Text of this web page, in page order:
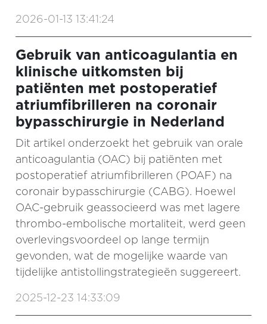
2026-01-13 13:41:24
Gebruik van anticoagulantia en
klinische uitkomsten bij
patiënten met postoperatief
atriumfibrilleren na coronair
bypasschirurgie in Nederland
Dit artikel onderzoekt het gebruik van orale
anticoagulantia (OAC) bij patiënten met
postoperatief atriumfibrilleren (POAF) na
coronair bypasschirurgie (CABG). Hoewel
OAC-gebruik geassocieerd was met lagere
thrombo-embolische mortaliteit, werd geen
overlevingsvoordeel op lange termijn
gevonden, wat de mogelijke waarde van
tijdelijke antistollingstrategieën suggereert.
2025-12-23 14:33:09